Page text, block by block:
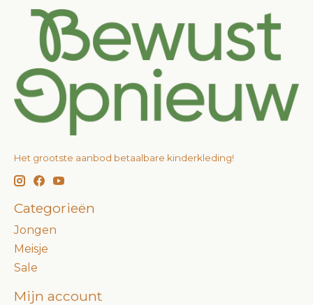
Het grootste aanbod betaalbare kinderkleding!
Categorieën
Jongen
Meisje
Sale
Mijn account